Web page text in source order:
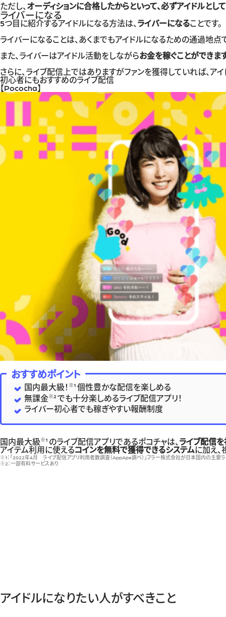
ただし、 オーディションに合格したからといって、必ずアイドルとし
ライバーになる
5つ目に紹介するアイドルになる方法は、 ライバーになることです。
ライバーになることは、あくまでもアイドルになるための通過地点
また、ライバーはアイドル活動をしながらお金を稼ぐことができま
さらに、ライブ配信上ではありますがファンを獲得していれば、ア
初心者にもおすすめのライブ配信
【Pococha】
おすすめポイント
国内最大級！ ※1 個性豊かな配信を楽しめる
無課金※2 でも十分楽しめるライブ配信アプリ！
ライバー初心者でも稼ぎやすい報酬制度
国内最大級※1 のライブ配信アプリであるポコチャは、 ライブ配信
アイテム利用に使えるコインを無料で獲得できるシステムに加え
※1：「2022年4月 ライブ配信アプリ利用者数調査（AppApe調べ）」フラー株式会社が日本国内の主
※2：一部有料サービスあり
アイドルになりたい人がすべきこと